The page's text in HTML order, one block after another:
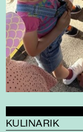
KULINARIK